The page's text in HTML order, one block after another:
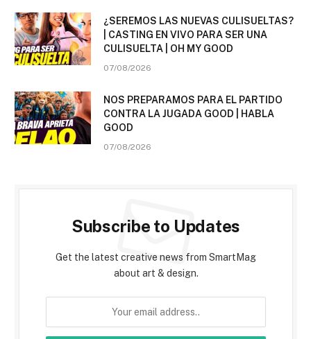
¿SEREMOS LAS NUEVAS CULISUELTAS?
| CASTING EN VIVO PARA SER UNA
CULISUELTA | OH MY GOOD
07/08/2026
NOS PREPARAMOS PARA EL PARTIDO
CONTRA LA JUGADA GOOD | HABLA
GOOD
07/08/2026
Subscribe to Updates
Get the latest creative news from SmartMag
about art & design.